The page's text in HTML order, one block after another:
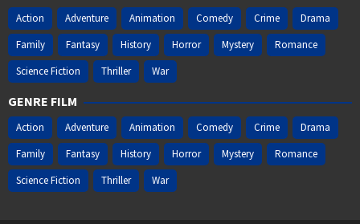
Action Adventure Animation Comedy Crime
Drama
Family
Fantasy History Horror Mystery
Romance
Science Fiction
Thriller War
GENRE FILM
Action Adventure Animation Comedy Crime
Drama
Family
Fantasy History Horror Mystery
Romance
Science Fiction
Thriller War